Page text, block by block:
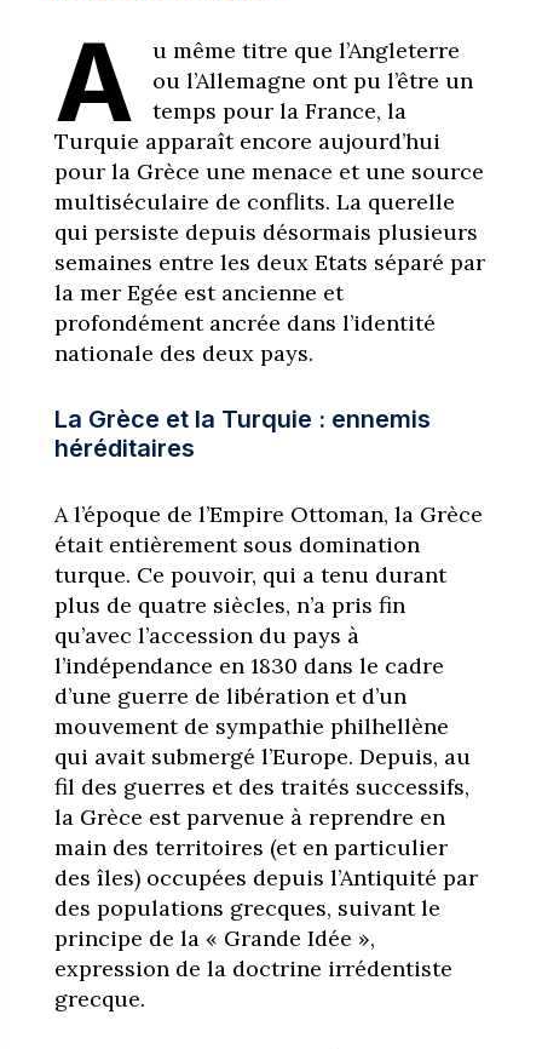
A
u même titre que l’Angleterre
ou l’Allemagne ont pu l’être un
temps pour la France, la
Turquie apparaît encore aujourd’hui
pour la Grèce une menace et une source
multiséculaire de conflits. La querelle
qui persiste depuis désormais plusieurs
semaines entre les deux Etats séparé par
la mer Egée est ancienne et
profondément ancrée dans l’identité
nationale des deux pays.
La Grèce et la Turquie : ennemis
héréditaires
A l’époque de l’Empire Ottoman, la Grèce
était entièrement sous domination
turque. Ce pouvoir, qui a tenu durant
plus de quatre siècles, n’a pris fin
qu’avec l’accession du pays à
l’indépendance en 1830 dans le cadre
d’une guerre de libération et d’un
mouvement de sympathie philhellène
qui avait submergé l’Europe. Depuis, au
fil des guerres et des traités successifs,
la Grèce est parvenue à reprendre en
main des territoires (et en particulier
des îles) occupées depuis l’Antiquité par
des populations grecques, suivant le
principe de la « Grande Idée »,
expression de la doctrine irrédentiste
grecque.